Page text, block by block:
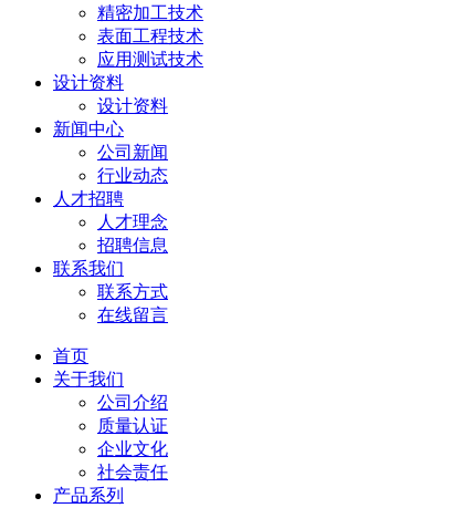
精密加工技术
表面工程技术
应用测试技术
设计资料
设计资料
新闻中心
公司新闻
行业动态
人才招聘
人才理念
招聘信息
联系我们
联系方式
在线留言
首页
关于我们
公司介绍
质量认证
企业文化
社会责任
产品系列